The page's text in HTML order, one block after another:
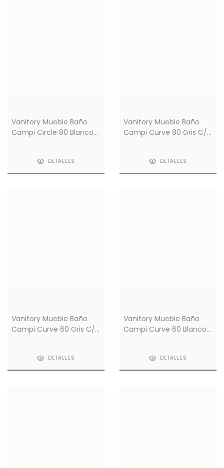
Vanitory Mueble Baño
Campi Circle 80 Blanco/
DETALLES
Vanitory Mueble Baño
Campi Curve 80 Gris C/
DETALLES
Vanitory Mueble Baño
Campi Curve 60 Gris C/
DETALLES
Vanitory Mueble Baño
Campi Curve 60 Blanco
DETALLES